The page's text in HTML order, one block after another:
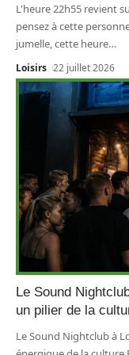
L'heure 22h55 revient
pensez à cette
jumelle, cette heure…
Loisirs 22 juillet 2026
Le Sound
un pilier de la
Le Sound Nightclub à